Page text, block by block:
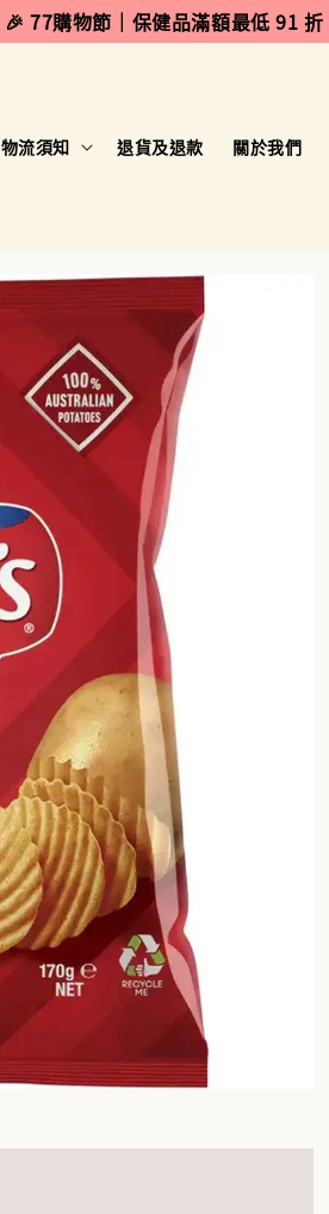
🎉 77購物節｜保健品滿額最低 91 折
物流須知 退貨及退款 關於我們